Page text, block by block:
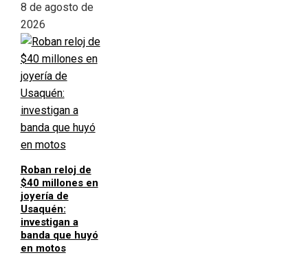
8 de agosto de
2026
Roban reloj de
$40 millones en
joyería de
Usaquén:
investigan a
banda que huyó
en motos